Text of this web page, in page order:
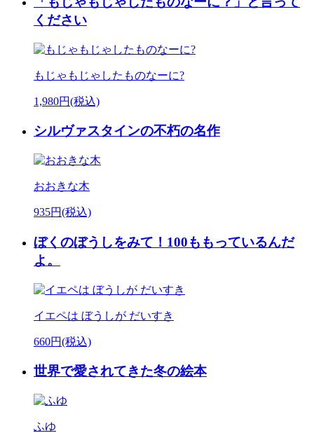
ください
もじゃもじゃしたものなーに?
1,980円(税込)
シルヴァスタインの不朽の名作
おおきな木
935円(税込)
ぼくのぼうしをみて！100ももっているんだ
よ。
イエペは ぼうしが だいすき
660円(税込)
世界で愛されてきた冬の絵本
ふゆ